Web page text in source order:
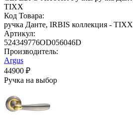
Код Товара:
ручка Данте, IRBIS коллекция - TIXX
Артикул:
524349776OD056046D
Производитель:
Argus
44900 ₽
Ручка на выбор